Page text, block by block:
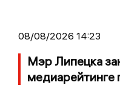
08/08/2026 14:23
Мэр Липецка